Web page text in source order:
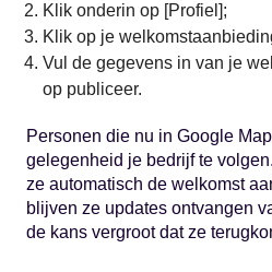
Klik onderin op [Profiel];
Klik op je
Vul de gegevens in van je
op publiceer.
Personen die nu in Google
gelegenheid je bedrijf te
ze automatisch de welkomst
blijven ze updates ontvangen
de kans vergroot dat ze